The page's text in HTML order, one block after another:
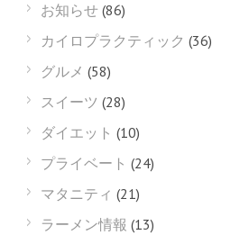
お知らせ (86)
カイロプラクティック (36)
グルメ (58)
スイーツ (28)
ダイエット (10)
プライベート (24)
マタニティ (21)
ラーメン情報 (13)